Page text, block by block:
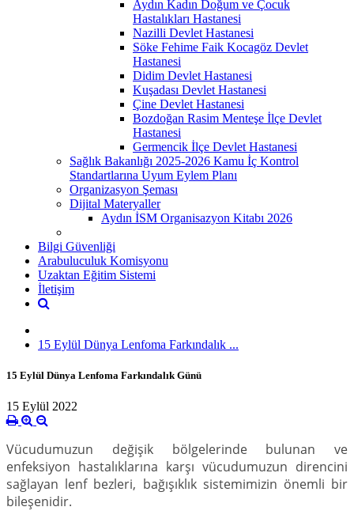
Aydın Kadın Doğum ve Çocuk
Hastalıkları Hastanesi
Nazilli Devlet Hastanesi
Söke Fehime Faik Kocagöz Devlet
Hastanesi
Didim Devlet Hastanesi
Kuşadası Devlet Hastanesi
Çine Devlet Hastanesi
Bozdoğan Rasim Menteşe İlçe Devlet
Hastanesi
Germencik İlçe Devlet Hastanesi
Sağlık Bakanlığı 2025-2026 Kamu İç Kontrol
Standartlarına Uyum Eylem Planı
Organizasyon Şeması
Dijital Materyaller
Aydın İSM Organisazyon Kitabı 2026
Bilgi Güvenliği
Arabuluculuk Komisyonu
Uzaktan Eğitim Sistemi
İletişim
15 Eylül Dünya Lenfoma Farkındalık ...
15 Eylül Dünya Lenfoma Farkındalık Günü
15 Eylül 2022
Vücudumuzun değişik bölgelerinde bulunan ve
enfeksiyon hastalıklarına karşı vücudumuzun direncini
sağlayan lenf bezleri, bağışıklık sistemimizin önemli bir
bileşenidir.